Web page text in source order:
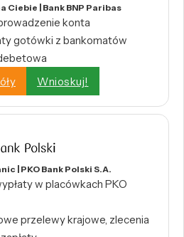
Ciebie | Bank BNP Paribas
konta
gotówki z bankomatów
Wnioskuj!
| PKO Bank Polski S.A.
w placówkach PKO
przelewy krajowe, zlecenia